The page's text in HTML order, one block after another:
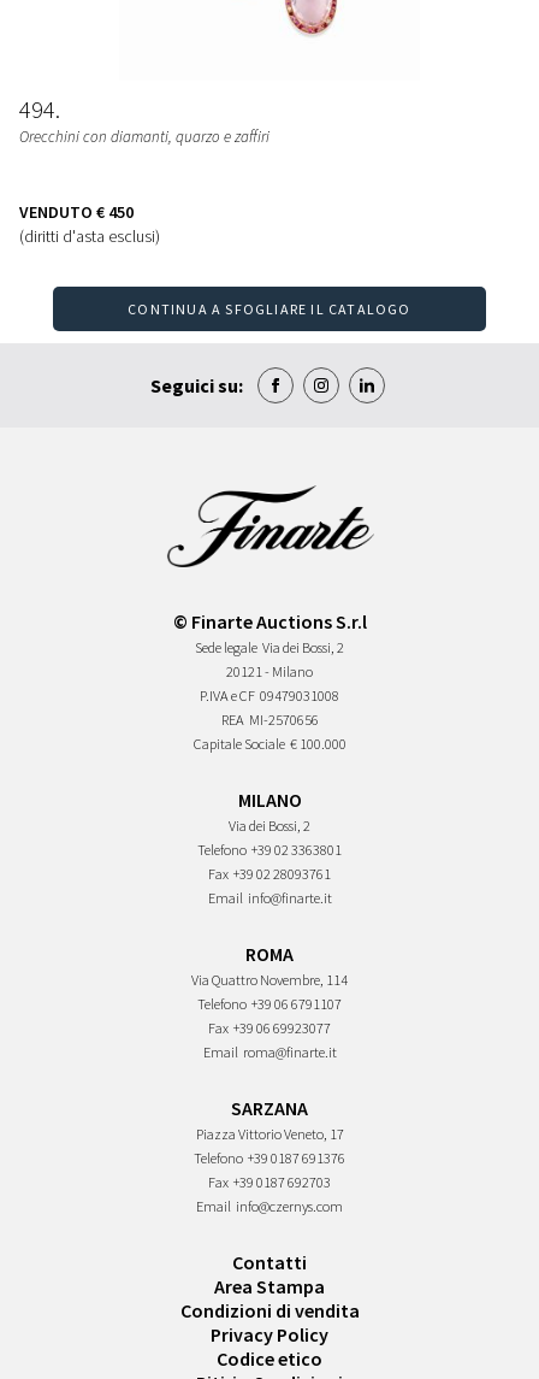
494
Orecchini con diamanti, quarzo e zaffiri
VENDUTO € 450
(diritti d'asta esclusi)
CONTINUA A SFOGLIARE IL CATALOGO
Seguici su:
© Finarte Auctions S.r.l
Sede legale Via dei Bossi, 2
20121 - Milano
P.IVA e CF 09479031008
REA MI-2570656
Capitale Sociale € 100.000
MILANO
Via dei Bossi, 2
Telefono +39 02 3363801
Fax +39 02 28093761
Email info@finarte.it
ROMA
Via Quattro Novembre, 114
Telefono +39 06 6791107
Fax +39 06 69923077
Email roma@finarte.it
SARZANA
Piazza Vittorio Veneto, 17
Telefono +39 0187 691376
Fax +39 0187 692703
Email info@czernys.com
Contatti
Area Stampa
Condizioni di vendita
Privacy Policy
Codice etico